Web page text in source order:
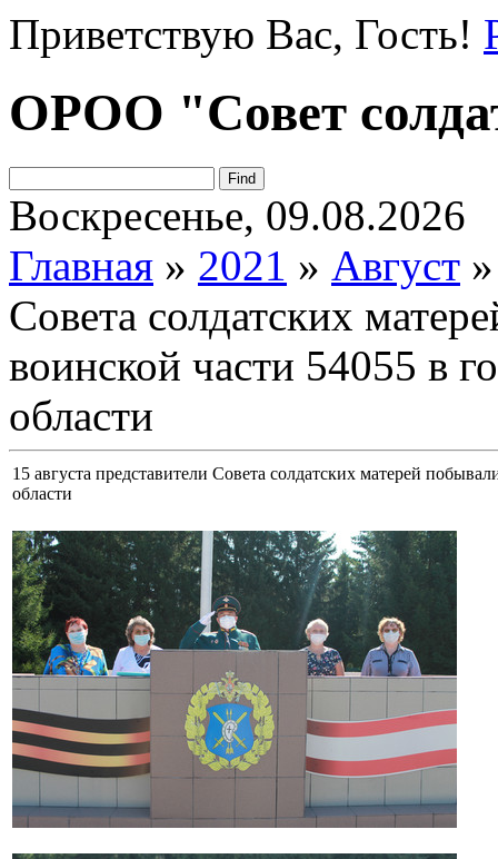
Приветствую Вас, Гость!
ОРОО "Совет
Воскресенье, 09.08.2026
Главная » 2021 » Август »
Совета солдатских
воинской части 54055 в
области
15 августа представители Совета солдатских матерей
области